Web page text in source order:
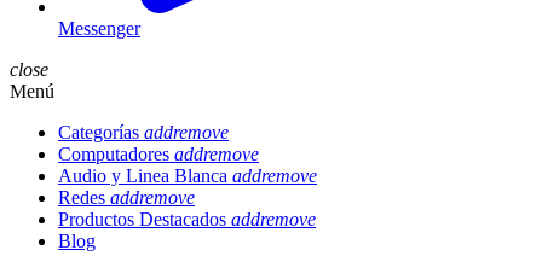
Messenger
close
Menú
Categorías addremove
Computadores addremove
Audio y Linea Blanca addremove
Redes addremove
Productos Destacados addremove
Blog